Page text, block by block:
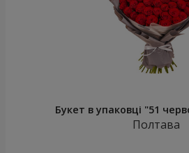
Букет в упаковці "51
Полтава